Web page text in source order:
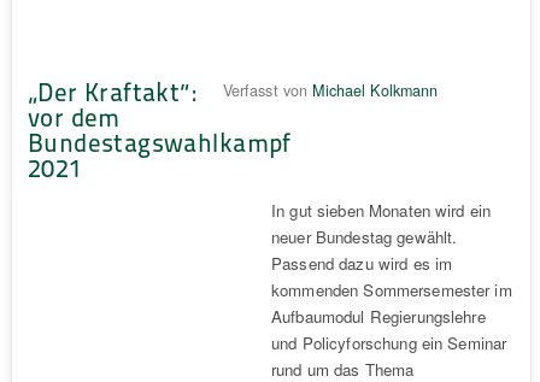
„Der Kraftakt“:
vor dem
Bundestagswahlkampf
2021
Verfasst von Michael Kolkmann
In gut sieben Monaten wird ein
neuer Bundestag gewählt.
Passend dazu wird es im
kommenden Sommersemester im
Aufbaumodul Regierungslehre
und Policyforschung ein Seminar
rund um das Thema